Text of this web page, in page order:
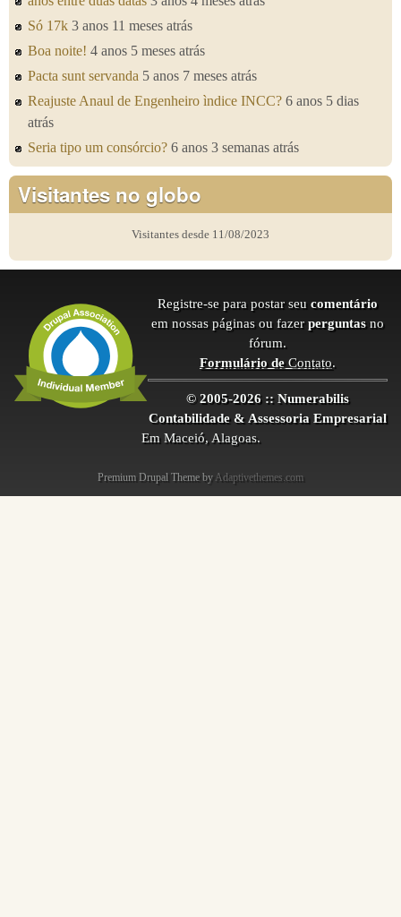
Só 17k 3 anos 11 meses atrás
Boa noite! 4 anos 5 meses atrás
Pacta sunt servanda 5 anos 7 meses atrás
Reajuste Anaul de Engenheiro ìndice INCC? 6 anos 5 dias
atrás
Seria tipo um consórcio? 6 anos 3 semanas atrás
Visitantes no globo
Visitantes desde 11/08/2023
Registre-se para postar seu comentário
em nossas páginas ou fazer perguntas no
fórum.
Formulário deContato.
© 2005-2026 :: Numerabilis
Contabilidade & Assessoria Empresarial
Em Maceió, Alagoas.
Premium Drupal Theme by Adaptivethemes.com